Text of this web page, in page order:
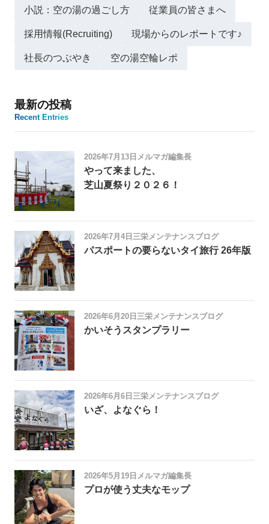
小説：空の湯の過ごし方 従業員の皆さまへ
採用情報(Recruiting) 現場からのレポートです♪
社長のつぶやき 空の湯空輪レポ
最新の投稿
Recent Entries
2026年7月13日 メルマガ編集長
やって来ました、
芝山夏祭り２０２６！
2026年7月4日 三栄メンテナンスブログ
パスポートの要らないタイ旅行 26年版
2026年6月20日 三栄メンテナンスブログ
かいそうスタンプラリー
2026年6月6日 三栄メンテナンスブログ
いざ、よなぐら！
2026年5月19日 メルマガ編集長
プロが使う丈夫なモップ